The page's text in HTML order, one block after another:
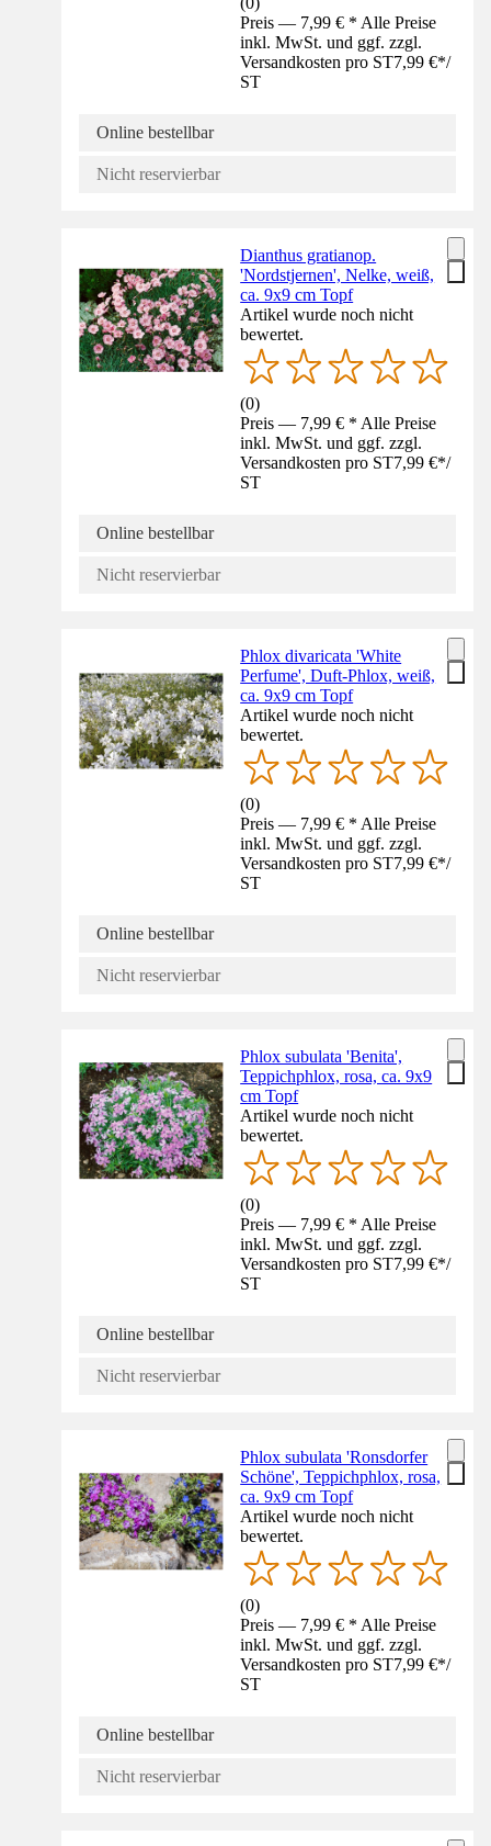
Preis — 7,99 € * Alle Preise
inkl. MwSt. und ggf. zzgl.
Versandkosten pro ST7,99 €*/
ST
Online bestellbar
Nicht reservierbar
Dianthus gratianop.
'Nordstjernen', Nelke, weiß,
ca. 9x9 cm Topf
Artikel wurde noch nicht
bewertet.
(0)
Preis — 7,99 € * Alle Preise
inkl. MwSt. und ggf. zzgl.
Versandkosten pro ST7,99 €*/
ST
Online bestellbar
Nicht reservierbar
Phlox divaricata 'White
Perfume', Duft-Phlox, weiß,
ca. 9x9 cm Topf
Artikel wurde noch nicht
bewertet.
(0)
Preis — 7,99 € * Alle Preise
inkl. MwSt. und ggf. zzgl.
Versandkosten pro ST7,99 €*/
ST
Online bestellbar
Nicht reservierbar
Phlox subulata 'Benita',
Teppichphlox, rosa, ca. 9x9
cm Topf
Artikel wurde noch nicht
bewertet.
(0)
Preis — 7,99 € * Alle Preise
inkl. MwSt. und ggf. zzgl.
Versandkosten pro ST7,99 €*/
ST
Online bestellbar
Nicht reservierbar
Phlox subulata 'Ronsdorfer
Schöne', Teppichphlox, rosa,
ca. 9x9 cm Topf
Artikel wurde noch nicht
bewertet.
(0)
Preis — 7,99 € * Alle Preise
inkl. MwSt. und ggf. zzgl.
Versandkosten pro ST7,99 €*/
ST
Online bestellbar
Nicht reservierbar